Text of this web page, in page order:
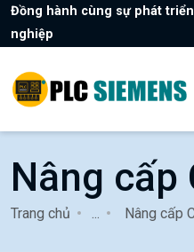
Đồng hành cùng sự phát
nghiệp
Nâng cấp
Trang chủ Nâng cấp